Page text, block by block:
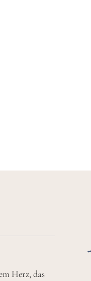
Herz, das